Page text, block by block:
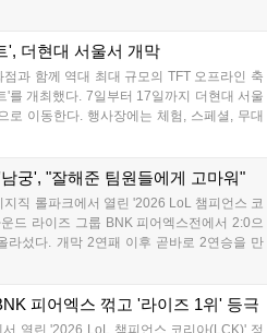
로 참가하는 독특한 대회 구조를 가지며, 누
사는 신규 세트 체험과 공연 등 다양한 즐길
백화점 판교점에서도 행사가 이어질 예정입
스 오픈이 개최됩니다....
', 더현대 서울서 개막
과 함께 역대 최대 규모의 TFT 오프라인 축
'를 개최했다. 7일부터 17일까지 더현대 서울
로 이동한다. 행사장에는 체험, 스페셜, 무대
2시 인비테이셔널, 15일 오후 2시 스트리머
만큼 큰 인기를 끌고 있다....
궁', "잘해준 팀원들에게 고마워"
직 롤파크에서 열린 '2026 LoL 챔피언스 코
드 라이즈 그룹 BNK 피어엑스전에서 2:0으
라섰다. 개막 2연패 이후 곧바로 2연승을 만
에 대한 기대감을 올렸다. 다음은 이날 데뷔
피어엑스 꺾고 '라이즈 1위' 등극
열린 '2026 LoL 챔피언스 코리아(LCK)' 정